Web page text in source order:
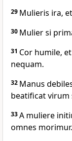
29 Mulieris ira,
30 Mulier si
31 Cor humile,
nequam.
32 Manus
beatificat virum
33A muliere
omnes morimur.